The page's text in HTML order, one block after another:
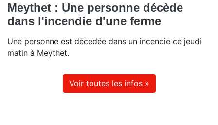
Meythet : Une personne décède
dans l'incendie d'une ferme
Une personne est décédée dans un incendie ce jeudi
matin à Meythet.
Voir toutes les infos »